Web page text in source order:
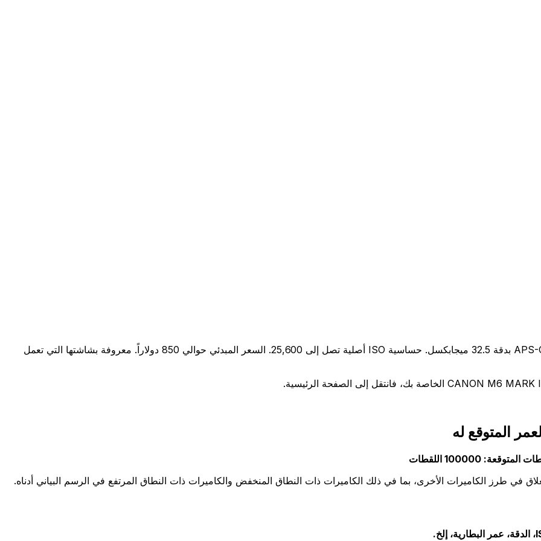
كاميرا صغيرة الحجم وخفيفة الوزن غير مزودة بمرآة مع مستشعر APS-C بدقة 32.5 ميجابكسل. حساسية ISO أصلية تصل إلى 25,600. السعر المبدئي حوالي 850 دولاراً. معروفة بشاشتها التي تعمل
في طرز الكاميرات الأخرى، بما في ذلك الكاميرات ذات النطاق المنخفض والكاميرات ذات النطاق المرتفع في الرسم البياني أدناه.